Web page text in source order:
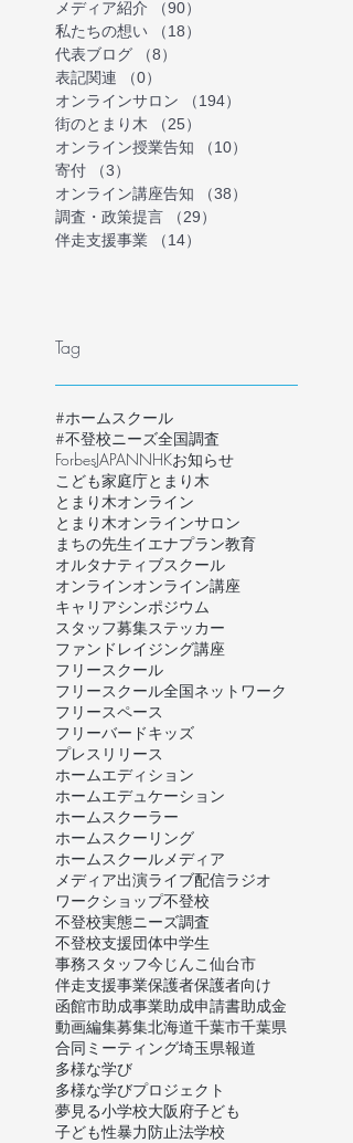
メディア紹介 （90）
私たちの想い
（18）
代表ブログ
（8）
表記関連
（0）
オンラインサロン
（194）
街のとまり木
（25）
オンライン授業告知
（10）
寄付
（3）
オンライン講座告知
（38）
調査・政策提言
（29）
伴走支援事業
（14）
Tag
#ホームスクール
#不登校ニーズ全国調査
ForbesJAPANNHKお知らせ
こども家庭庁とまり木
とまり木オンライン
とまり木オンラインサロン
まちの先生イエナプラン教育
オルタナティブスクール
オンラインオンライン講座
キャリアシンポジウム
スタッフ募集ステッカー
ファンドレイジング講座
フリースクール
フリースクール全国ネットワーク
フリースペース
フリーバードキッズ
プレスリリース
ホームエディション
ホームエデュケーション
ホームスクーラー
ホームスクーリング
ホームスクール メディア
メディア出演ライブ配信ラジオ
ワークショップ不登校
不登校実態ニーズ調査
不登校支援団体中学生
事務スタッフ今じんこ 仙台市
伴走支援事業保護者保護者向け
函館市助成事業助成申請書助成金
動画編集募集北海道千葉市千葉県
合同ミーティング埼玉県報道
多様な学び
多様な学びプロジェクト
夢見る小学校大阪府子ども
子ども性暴力防止法学校